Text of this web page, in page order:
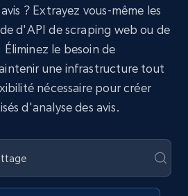
? Extrayez vous-même les
d'API de scraping web ou de
le besoin de
une infrastructure tout
nécessaire pour créer
d'analyse des avis.